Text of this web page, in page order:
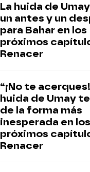
La huida de
un antes y un
para Bahar en los
próximos
Renacer
“¡No te
huida de Umay
de la forma más
inesperada en los
próximos
Renacer